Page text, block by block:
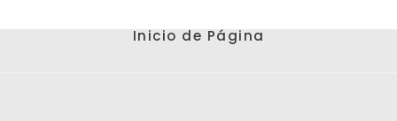
Inicio de Página